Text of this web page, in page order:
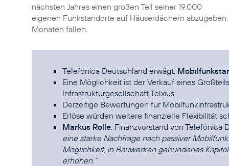
nächsten Jahres einen großen Teil seiner 19.000
eigenen Funkstandorte auf Häuserdächern
Monaten fallen.
Telefónica Deutschland erwägt,
Eine Möglichkeit ist der Verkauf eines
Infrastrukturgesellschaft Telxius
Derzeitige Bewertungen für
Erlöse würden weitere finanzielle Flexibilität
Markus Rolle, Finanzvorstand von Telefónica
eine starke Nachfrage nach passiver
Möglichkeit, in Bauwerken gebundenes
erhöhen.“